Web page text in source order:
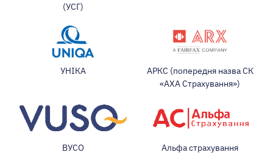
(УСГ)
УНІКА
АРКС (попередня назва СК
«АХА Страхування»)
ВУСО Альфа страхування